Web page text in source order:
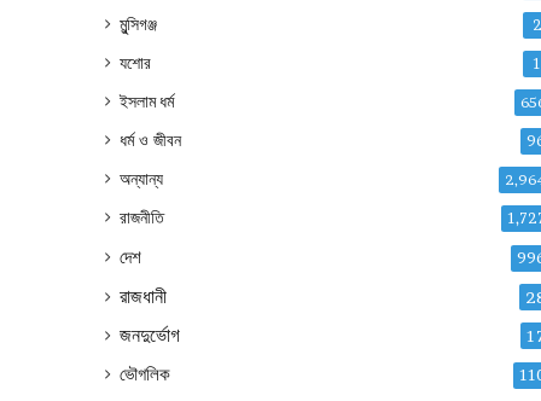
মুন্সিগঞ্জ 2
যশোর 1
ইসলাম ধর্ম
ধর্ম ও জীবন
অন্যান্য
রাজনীতি
দেশ
রাজধানী
জনদুর্ভোগ
ভৌগলিক